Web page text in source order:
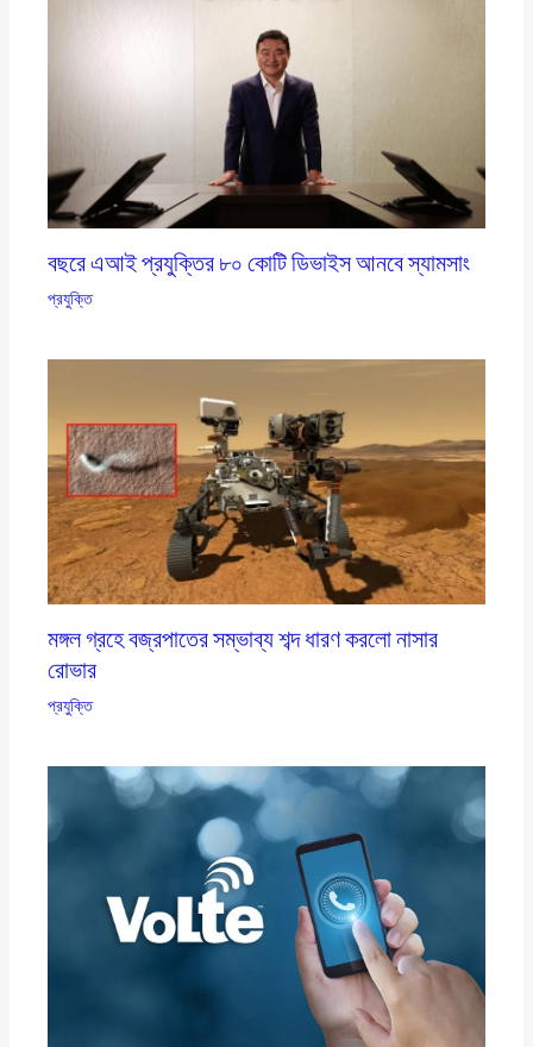
বছরে এআই প্রযুক্তির ৮০ কোটি ডিভাইস আনবে স্যামসাং
প্রযুক্তি
মঙ্গল গ্রহে বজ্রপাতের সম্ভাব্য শব্দ ধারণ করলো নাসার
রোভার
প্রযুক্তি